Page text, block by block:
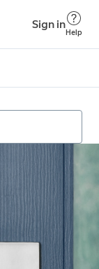
Sign in
Help